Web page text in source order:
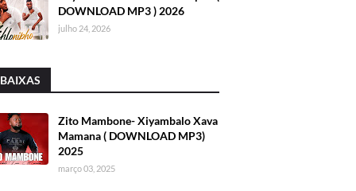
DOWNLOAD MP3 ) 2026
julho 24, 2026
Zito Mambone- Xiyambalo Xava
Mamana ( DOWNLOAD MP3)
2025
março 03, 2025